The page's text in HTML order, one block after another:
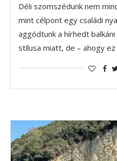
Déli szomszédunk nem
mint célpont egy családi
aggódtunk a hírhedt
stílusa miatt, de – ahogy